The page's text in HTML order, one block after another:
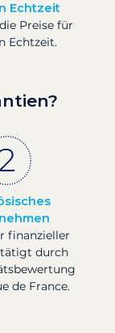
Echtzeit
Preise für
Echtzeit.
finanzieller
durch
de France.